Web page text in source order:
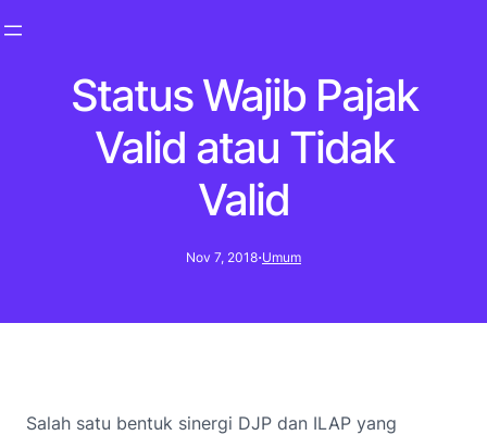
Status Wajib Pajak
Valid atau Tidak
Valid
Nov 7, 2018·Umum
Salah satu bentuk sinergi DJP dan ILAP yang